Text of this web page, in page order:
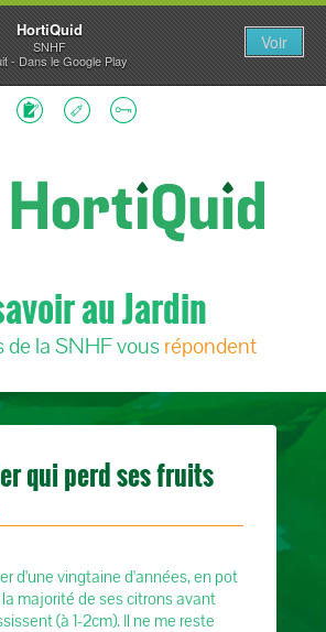
HortiQuid
SNHF
- Dans le Google Play
Voir
au Jardin
de la SNHF vousrépondent
qui perd ses fruits
d'une vingtaine d'années, en pot
majorité de ses citrons avant
(à 1-2cm). Il ne me reste